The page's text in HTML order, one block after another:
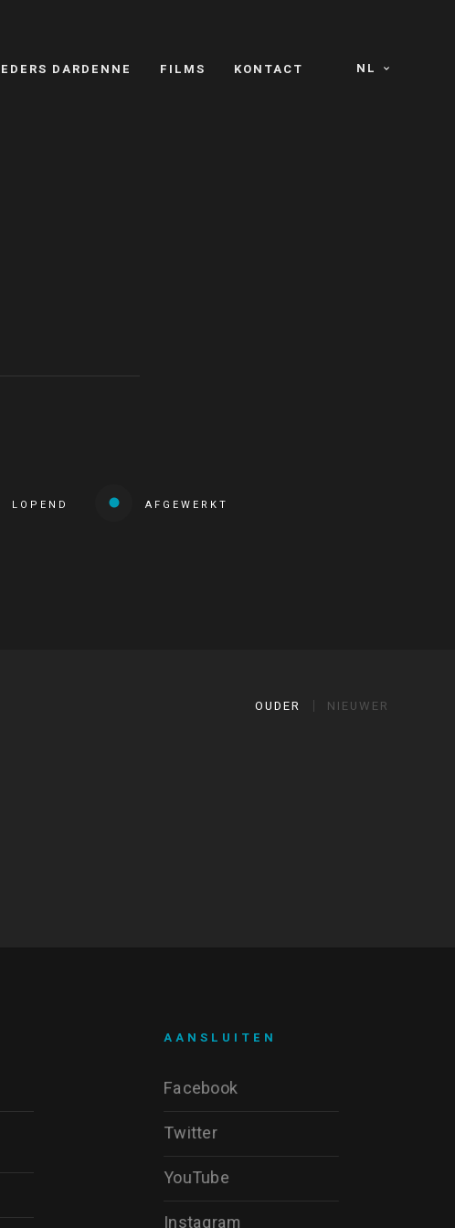
NL
DARDENNE FILMS KONTACT
LOPEND AFGEWERKT
OUDER NIEUWER
AANSLUITEN
Facebook
Twitter
YouTube
Instagram